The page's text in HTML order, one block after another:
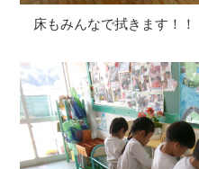
床もみんなで拭きます！！